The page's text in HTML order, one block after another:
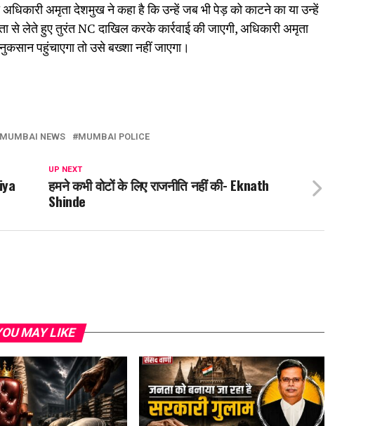
अमृता देशमुख ने कहा है कि उन्हें जब भी पेड़ को काटने का या उन्हें
से लेते हुए तुरंत NC दाखिल करके कार्रवाई की जाएगी, अधिकारी अमृता
पहुंचाएगा तो उसे बख्शा नहीं जाएगा।
MUMBAI NEWS MUMBAI POLICE
UP NEXT
हमने कभी वोटों के लिए राजनीति नहीं की- Eknath
Shinde
MAY LIKE